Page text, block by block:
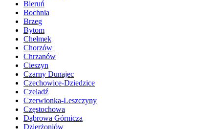
Bieruń
Bochnia
Brzeg
Bytom
Chełmek
Chorzów
Chrzanów
Cieszyn
Czarny Dunajec
Czechowice-Dziedzice
Czeladź
Czerwionka-Leszczyny
Częstochowa
Dąbrowa Górnicza
Dzierżoniów